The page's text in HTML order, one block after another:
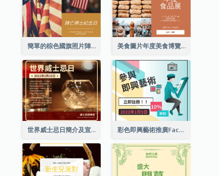
簡單的棕色國旗照片陣亡將士紀念日Facebook帖子 美食圖片年度美食博覽會邀請函Facebook帖子
世界威士忌日簡介及宣傳用Facebook帖子 彩色即興藝術推廣Facebook帖子